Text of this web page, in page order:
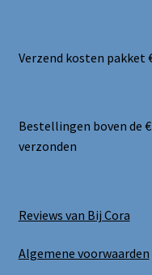
Verzend kosten pakket
Bestellingen boven de
verzonden
Reviews van Bij Cora
Algemene voorwaarden